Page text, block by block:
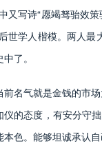
又写诗“愿竭驽骀效
世学人楷模。两人
了。
气就是金钱的市场
仪的态度，有安分守
色。能够坦诚承认